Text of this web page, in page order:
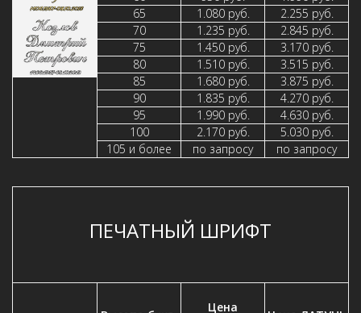
65
1.080 руб.
2.255 руб.
70
1.235 руб.
2.845 руб.
75
1.450 руб.
3.170 руб.
80
1.510 руб.
3.515 руб.
85
1.680 руб.
3.875 руб.
90
1.835 руб.
4.270 руб.
95
1.990 руб.
4.630 руб.
100
2.170 руб.
5.030 руб.
105 и более
по запросу по запросу
ПЕЧАТНЫЙ ШРИФТ
Цена